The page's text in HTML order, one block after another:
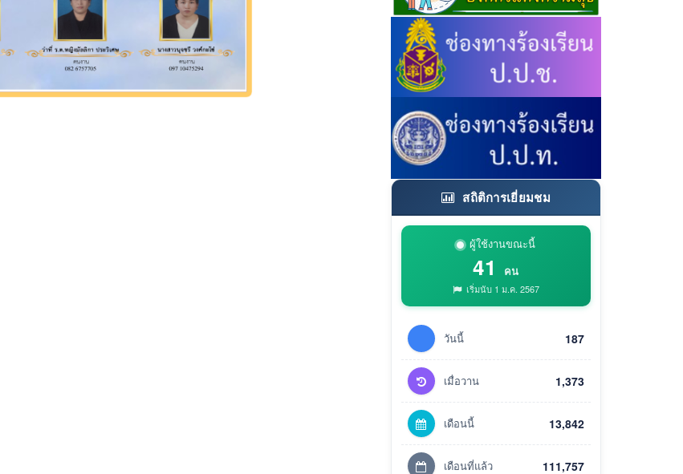
สถิติการเยี่ยมชม
ผู้ใช้งานขณะนี้
41 คน
เริ่มนับ 1 ม.ค. 2567
วันนี้ 187
เมื่อวาน 1,373
เดือนนี้ 13,842
เดือนที่แล้ว 111,757